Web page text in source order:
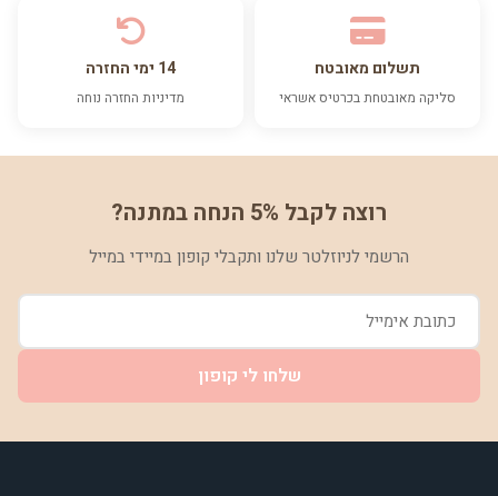
תשלום מאובטח
סליקה מאובטחת בכרטיס אשראי
14 ימי החזרה
מדיניות החזרה נוחה
רוצה לקבל 5% הנחה במתנה?
הרשמי לניוזלטר שלנו ותקבלי קופון במיידי במייל
שלחו לי קופון